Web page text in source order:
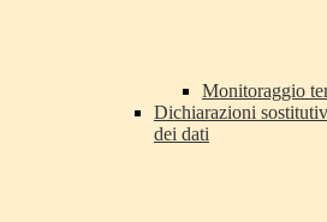
Monitoraggio
Dichiarazioni
dei dati